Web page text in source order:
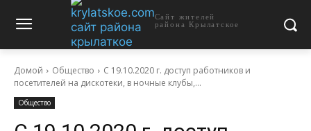
Сайт жителей
района Крылатское
Домой Общество
С 19.10.2020 г. доступ работников и
посетителей на дискотеки, в ночные клубы,...
Общество